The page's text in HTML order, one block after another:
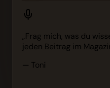
„Frag mich, was du
jeden Beitrag im
— Toni